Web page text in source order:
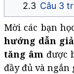
Câu 3
Mời các bạn
hướng dẫn
tăng âm được
đầy đủ và ngắn